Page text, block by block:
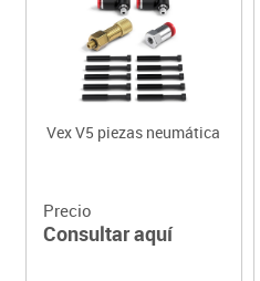
Vex V5 piezas neumática
Precio
Consultar aquí